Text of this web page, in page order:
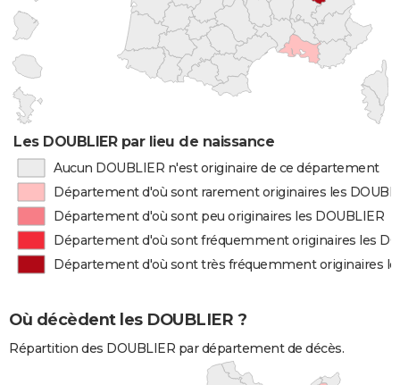
Les DOUBLIER par lieu de naissance
Aucun DOUBLIER n'est originaire de ce département
Département d'où sont rarement originaires les
Département d'où sont peu originaires les DOUBLIER
Département d'où sont fréquemment originaires les
Département d'où sont très fréquemment originaires
Où décèdent les DOUBLIER ?
Répartition des DOUBLIER par département de décès.